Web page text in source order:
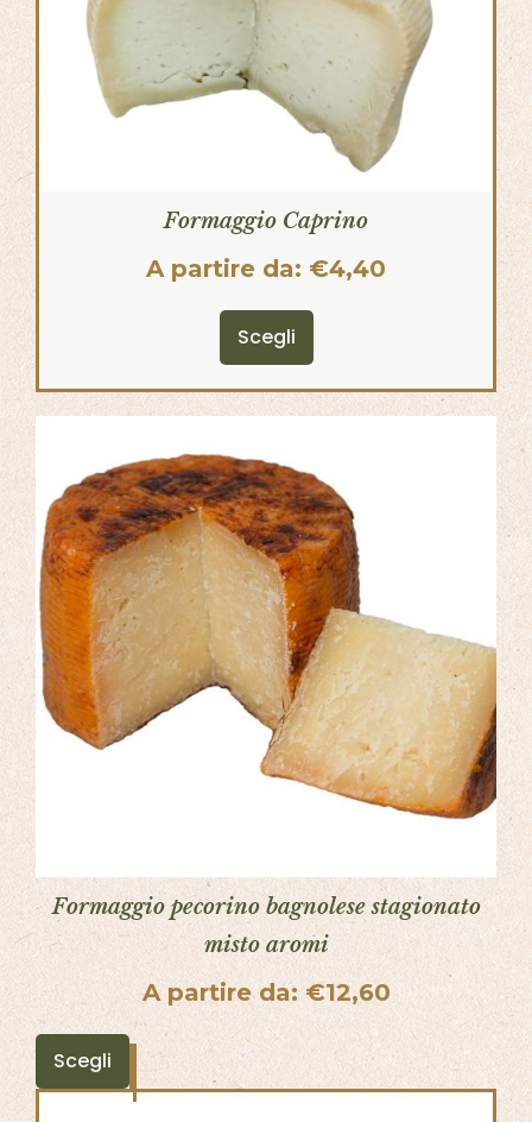
Formaggio Caprino
A partire da: €4,40
Scegli
Formaggio pecorino bagnolese stagionato
misto aromi
A partire da:€12,60
Scegli